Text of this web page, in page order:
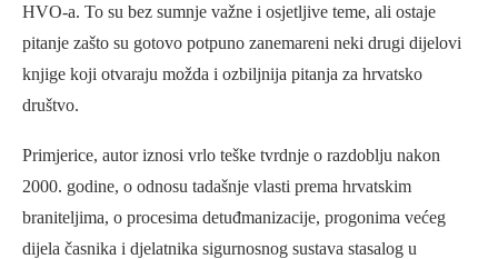
HVO-a. To su bez sumnje važne i osjetljive teme, ali ostaje
pitanje zašto su gotovo potpuno zanemareni neki drugi dijelovi
knjige koji otvaraju možda i ozbiljnija pitanja za hrvatsko
društvo.
Primjerice, autor iznosi vrlo teške tvrdnje o razdoblju nakon
2000. godine, o odnosu tadašnje vlasti prema hrvatskim
braniteljima, o procesima detuđmanizacije, progonima većeg
dijela časnika i djelatnika sigurnosnog sustava stasalog u